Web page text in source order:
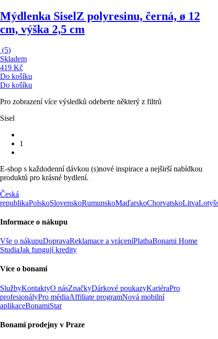
Mýdlenka SiselZ polyresinu, černá, ø 12
cm, výška 2,5 cm
(5)
Skladem
419 Kč
Do košíku
Do košíku
Pro zobrazení více výsledků odeberte některý z filtrů
Sisel
1
E-shop s každodenní dávkou (s)nové inspirace a nejširší nabídkou
produktů pro krásné bydlení.
Česká
republikaPolskoSlovenskoRumunskoMaďarskoChorvatskoLitva
Informace o nákupu
Vše o nákupuDopravaReklamace a vráceníPlatbaBonami Home
StudiaJak fungují kredity
Více o bonami
SlužbyKontaktyO násZnačkyDárkové poukazyKariéraPro
profesionályPro médiaAffiliate programNová mobilní
aplikaceBonamiStar
Bonami prodejny v Praze